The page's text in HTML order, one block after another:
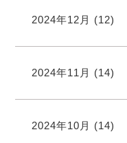
2024年12月 (12)
2024年11月 (14)
2024年10月 (14)